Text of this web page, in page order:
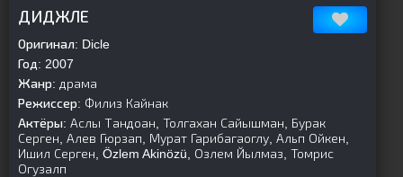
ДИДЖЛЕ
Оригинал: Dicle
Год: 2007
Жанр: драма
Режиссер: Филиз Кайнак
Актёры: Аслы Тандоан, Толгахан Сайышман, Бурак
Серген, Алев Гюрзап, Мурат Гарибагаоглу, Альп Ойкен,
Ишил Серген, Özlem Akinözü, Озлем Йылмаз, Томрис
Огузалп